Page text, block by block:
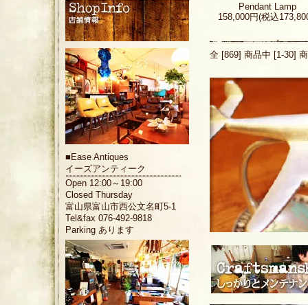
Pendant Lamp
158,000円(税込
全 [869] 商品中 [1-30]
■ Ease Antiques
イーズアンティーク
Open 12:00～19:00
Closed Thursday
富山県富山市西公文名町5-1
Tel&fax 076-492-9818
Parking あります